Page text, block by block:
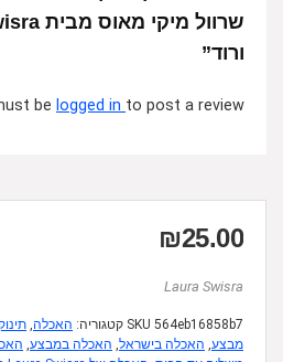
ורוד”
be logged in to post a review.
₪25.00
Laura Swisra
SKU 564eb16858b7 קטגוריה: האכלה,
מבצע, האכלה בישראל, האכלה במבצע,